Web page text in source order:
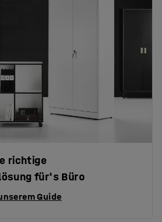
richtige
für's Büro
Guide